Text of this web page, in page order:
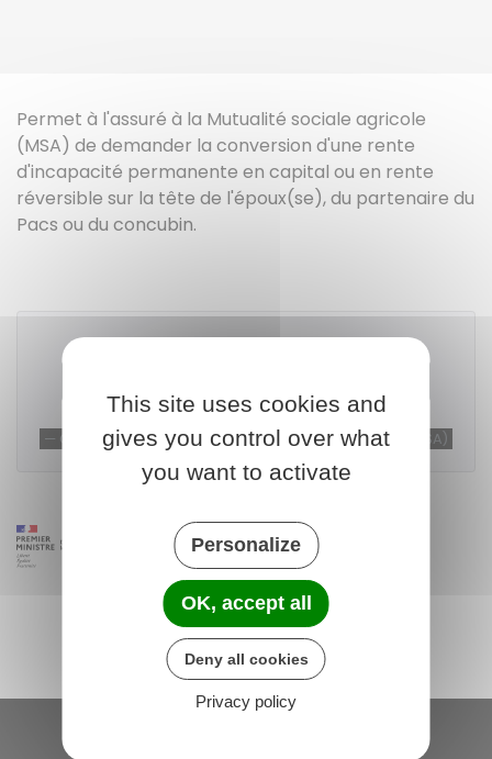
Permet à l'assuré à la Mutualité sociale agricole
(MSA) de demander la conversion d'une rente
d'incapacité permanente en capital ou en rente
réversible sur la tête de l'époux(se), du partenaire du
Pacs ou du concubin.
Caisse centrale de la mutualité sociale agricole (MSA)
This site uses cookies and
gives you control over what
you want to activate
Personalize
OK, accept all
Deny all cookies
Privacy policy